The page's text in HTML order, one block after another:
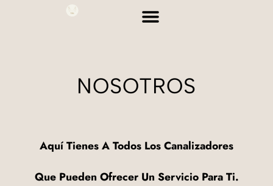
NOSOTROS
Aquí Tienes A Todos Los Canalizadores
Que Pueden Ofrecer Un Servicio Para Ti.